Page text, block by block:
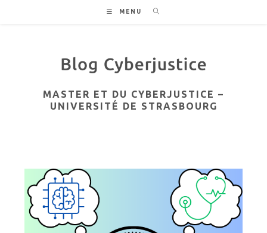
MENU
MASTER ET DU CYBERJUSTICE –
UNIVERSITÉ DE STRASBOURG